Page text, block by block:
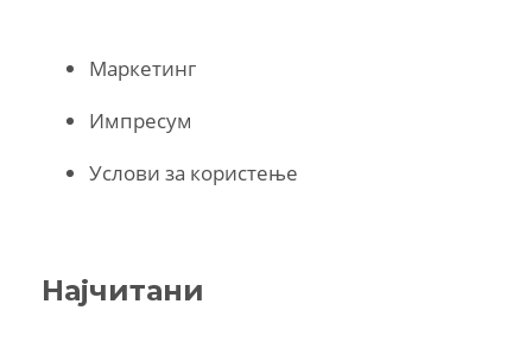
Маркетинг
Импресум
Услови за користење
Најчитани